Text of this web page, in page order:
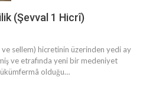
(Şevval 1 Hicrî)
sellem) hicretinin üzerinden yedi ay
ve etrafında yeni bir medeniyet
olduğu…